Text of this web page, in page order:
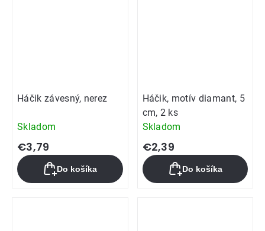
Háčik závesný, nerez
Skladom
€3,79
Do košíka
Háčik, motív diamant, 5
cm, 2 ks
Skladom
€2,39
Do košíka